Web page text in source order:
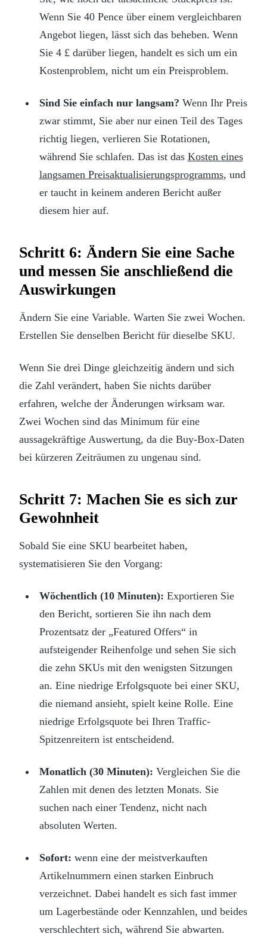
Wenn Sie 40 Pence über einem vergleichbaren
Angebot liegen, lässt sich das beheben. Wenn
Sie 4 £ darüber liegen, handelt es sich um ein
Kostenproblem, nicht um ein Preisproblem.
Sind Sie einfach nur langsam? Wenn Ihr Preis
zwar stimmt, Sie aber nur einen Teil des Tages
richtig liegen, verlieren Sie Rotationen,
während Sie schlafen. Das ist das Kosten eines
langsamen Preisaktualisierungsprogramms, und
er taucht in keinem anderen Bericht außer
diesem hier auf.
Schritt 6: Ändern Sie eine Sache
und messen Sie anschließend die
Auswirkungen
Ändern Sie eine Variable. Warten Sie zwei Wochen.
Erstellen Sie denselben Bericht für dieselbe SKU.
Wenn Sie drei Dinge gleichzeitig ändern und sich
die Zahl verändert, haben Sie nichts darüber
erfahren, welche der Änderungen wirksam war.
Zwei Wochen sind das Minimum für eine
aussagekräftige Auswertung, da die Buy-Box-Daten
bei kürzeren Zeiträumen zu ungenau sind.
Schritt 7: Machen Sie es sich zur
Gewohnheit
Sobald Sie eine SKU bearbeitet haben,
systematisieren Sie den Vorgang:
Wöchentlich (10 Minuten): Exportieren Sie
den Bericht, sortieren Sie ihn nach dem
Prozentsatz der „Featured Offers“ in
aufsteigender Reihenfolge und sehen Sie sich
die zehn SKUs mit den wenigsten Sitzungen
an. Eine niedrige Erfolgsquote bei einer SKU,
die niemand ansieht, spielt keine Rolle. Eine
niedrige Erfolgsquote bei Ihren Traffic-
Spitzenreitern ist entscheidend.
Monatlich (30 Minuten): Vergleichen Sie die
Zahlen mit denen des letzten Monats. Sie
suchen nach einer Tendenz, nicht nach
absoluten Werten.
Sofort: wenn eine der meistverkauften
Artikelnummern einen starken Einbruch
verzeichnet. Dabei handelt es sich fast immer
um Lagerbestände oder Kennzahlen, und beides
verschlechtert sich, während Sie abwarten.